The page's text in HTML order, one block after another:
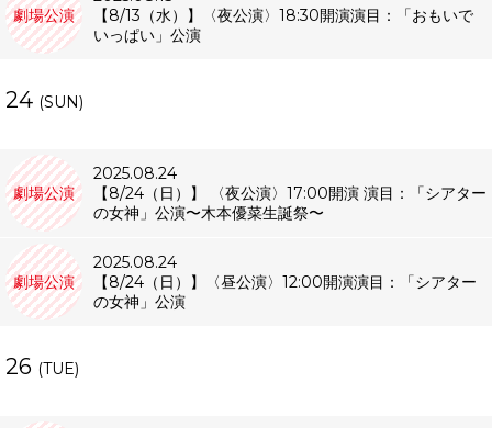
劇場公演
【8/13（水）】〈夜公演〉18:30開演演目：「おもいで
いっぱい」公演
24 (SUN)
劇場公演
2025.08.24
【8/24（日）】 〈夜公演〉17:00開演 演目：「シアター
の女神」公演〜木本優菜生誕祭〜
劇場公演
2025.08.24
【8/24（日）】〈昼公演〉12:00開演演目：「シアター
の女神」公演
26 (TUE)